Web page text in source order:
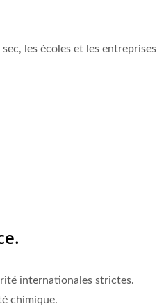
les écoles et les entreprises
internationales strictes.
chimique.